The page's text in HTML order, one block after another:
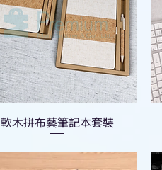
軟木拼布藝筆記本套裝